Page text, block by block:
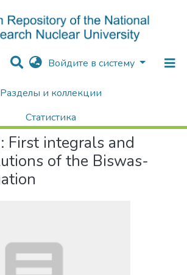
Войдите в систему
Разделы и коллекции
Статистика
Поиск
Научные публикации / Препринты
First integrals and
of the Biswas-